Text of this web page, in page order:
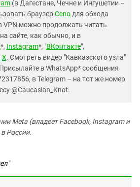
(в Дагестане, Чечне и Ингушетии –
браузерCeno для обхода
VPN можно продолжать читать
сайте, как обычно, и в
*, Instagram*, "ВКонтакте",
X. Смотреть видео "Кавказского узла"
в WhatsApp* сообщения
в Telegram – на тот же номер
@Caucasian_Knot.
Meta (владеет Facebook, Instagram и
России.